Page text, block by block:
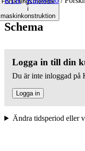
i
maskinkonstruktion
Schema
Logga in till din
Du är inte inloggad på
Logga in
Ändra tidsperiod eller